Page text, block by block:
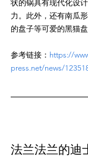
状的锅具有现代化设
力。此外，还有南瓜
参考链接： https://
press.net/news/
法兰法兰的迪